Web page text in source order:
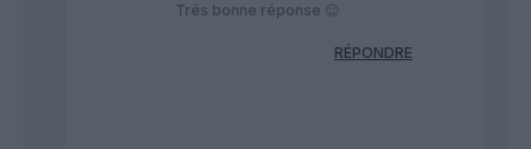
Trés bonne réponse 😉
RÉPONDRE